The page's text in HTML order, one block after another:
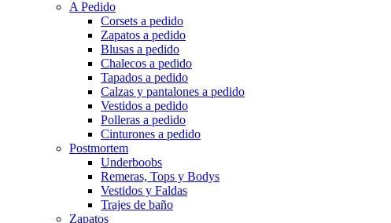
A Pedido
Corsets a pedido
Zapatos a pedido
Blusas a pedido
Chalecos a pedido
Tapados a pedido
Calzas y pantalones a pedido
Vestidos a pedido
Polleras a pedido
Cinturones a pedido
Postmortem
Underboobs
Remeras, Tops y Bodys
Vestidos y Faldas
Trajes de baño
Zapatos